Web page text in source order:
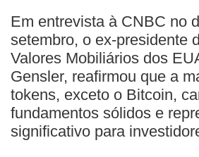
Em entrevista à CNBC no
setembro, o ex-presidente
Valores Mobiliários dos
Gensler, reafirmou que a
tokens, exceto o Bitcoin,
fundamentos sólidos e
significativo para